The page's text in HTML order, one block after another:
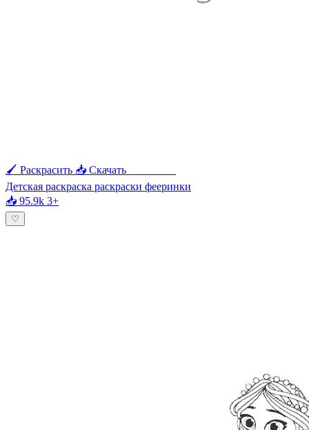
🖌 Раскрасить 📥 Скачать
Детская раскраска раскраски фееринки
📥 95.9k 3+
♡